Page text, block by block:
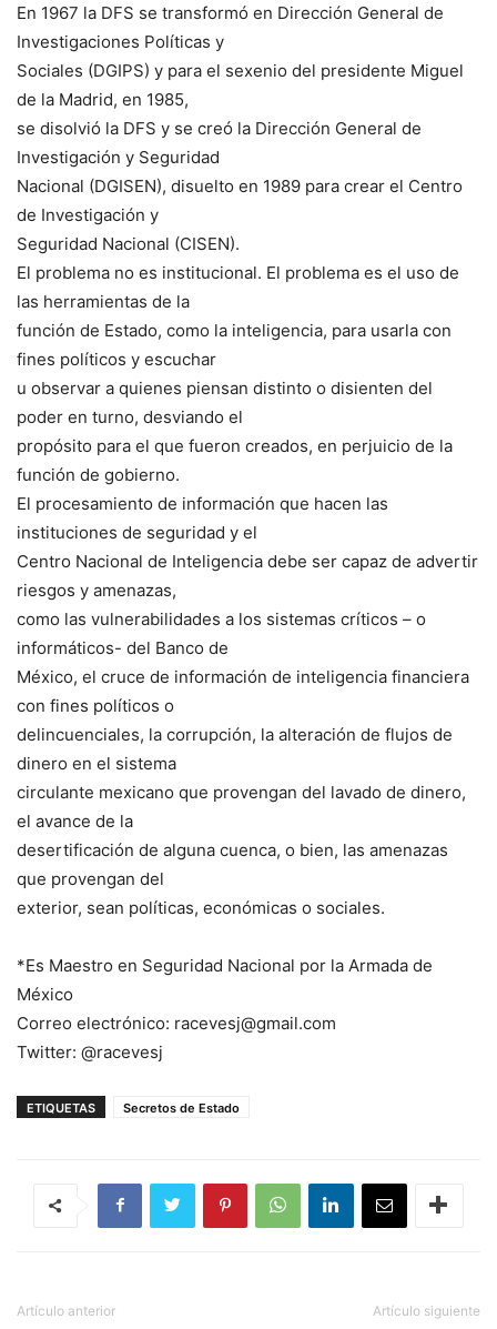
En 1967 la DFS se transformó en Dirección General de
Investigaciones Políticas y
Sociales (DGIPS) y para el sexenio del presidente Miguel
de la Madrid, en 1985,
se disolvió la DFS y se creó la Dirección General de
Investigación y Seguridad
Nacional (DGISEN), disuelto en 1989 para crear el Centro
de Investigación y
Seguridad Nacional (CISEN).
El problema no es institucional. El problema es el uso de
las herramientas de la
función de Estado, como la inteligencia, para usarla con
fines políticos y escuchar
u observar a quienes piensan distinto o disienten del
poder en turno, desviando el
propósito para el que fueron creados, en perjuicio de la
función de gobierno.
El procesamiento de información que hacen las
instituciones de seguridad y el
Centro Nacional de Inteligencia debe ser capaz de advertir
riesgos y amenazas,
como las vulnerabilidades a los sistemas críticos – o
informáticos- del Banco de
México, el cruce de información de inteligencia financiera
con fines políticos o
delincuenciales, la corrupción, la alteración de flujos de
dinero en el sistema
circulante mexicano que provengan del lavado de dinero,
el avance de la
desertificación de alguna cuenca, o bien, las amenazas
que provengan del
exterior, sean políticas, económicas o sociales.
*Es Maestro en Seguridad Nacional por la Armada de
México
Correo electrónico: racevesj@gmail.com
Twitter: @racevesj
ETIQUETAS Secretos de Estado
Artículo anterior Artículo siguiente